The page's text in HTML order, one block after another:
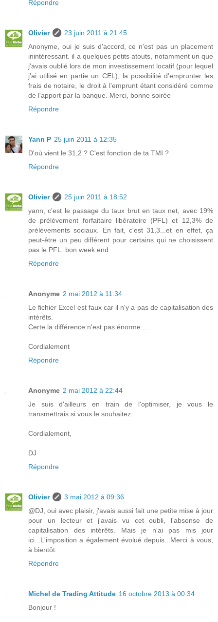
Répondre
Olivier
23 juin 2011 à 21:45
Anonyme, oui je suis d'accord, ce n'est pas un placement
inintéressant. il a quelques petits atouts, notamment un que
j'avais oublié lors de mon investissement locatif (pour lequel
j'ai utilisé en partie un CEL), la possibilité d'emprunter les
frais de notaire, le droit à l’emprunt étant considéré comme
de l'apport par la banque. Merci, bonne soirée
Répondre
Yann P 25 juin 2011 à 12:35
D'où vient le 31,2 ? C'est fonction de ta TMI ?
Répondre
Olivier
25 juin 2011 à 18:52
yann, c'est le passage du taux brut en taux net, avec 19%
de prélèvement forfaitaire libératoire (PFL) et 12,3% de
prélèvements sociaux. En fait, c'est 31,3...et en effet, ça
peut-être un peu différent pour certains qui ne choisissent
pas le PFL. bon week end
Répondre
Anonyme 2 mai 2012 à 11:34
Le fichier Excel est faux car il n'y a pas de capitalisation des
intérêts.
Certe la différence n'est pas énorme ...
Cordialement
Répondre
Anonyme 2 mai 2012 à 22:44
Je suis d'ailleurs en train de l'optimiser, je vous le
transmettrais si vous le souhaitez.
Cordialement,
DJ
Répondre
Olivier
3 mai 2012 à 09:36
@DJ, oui avec plaisir, j'avais aussi fait une petite mise à jour
pour un lecteur et j'avais vu cet oubli, l'absense de
capitalisation des intérêts. Mais je n'ai pas mis jour
ici...L'imposition a également évolué depuis...Merci à vous,
à bientôt.
Répondre
Michel de Trading Attitude 16 octobre 2013 à 00:34
Bonjour !